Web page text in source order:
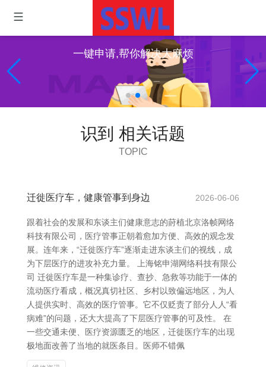
一键申请,帮你解决大麻烦
识到 相关话题
TOPIC
迁徙医疗车，健康管事到身边 2026-06-06
跟着社会的发展和东谈主们健康意志的莳植北京洛帧网络
科技有限公司，医疗管事正朝着愈加方便、高效的观念发
展。连年来，“迁徙医疗车”逐渐走进东谈主们的视线，成
为下层医疗的进攻补充力量。 上海铭申湖网络科技有限公
司 迁徙医疗车是一种集诊疗、查抄、急救等功能于一体的
流动医疗看成，概况真切社区、乡村以致偏远地区，为人
人提供实时、高效的医疗管事。它不仅贬责了部分人人“看
病难”的问题，还大大提高了下层医疗管事的可及性。 在
一些交通未便、医疗资源匮乏的地区，迁徙医疗车的出现
极地面改善了当地的就医条目。医师不错佩